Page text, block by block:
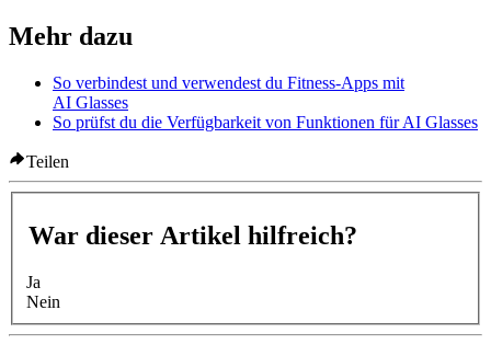
Mehr dazu
So verbindest und verwendest du Fitness-Apps mit
AI Glasses
So prüfst du die Verfügbarkeit von Funktionen für AI Glasses
Teilen
War dieser Artikel hilfreich?
Ja
Nein